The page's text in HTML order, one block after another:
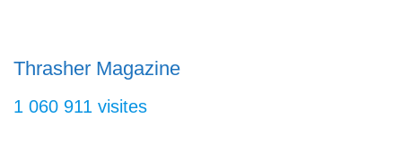
Thrasher Magazine
1 060 911 visites